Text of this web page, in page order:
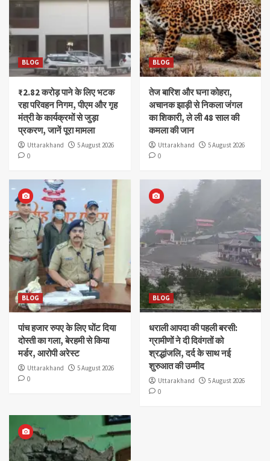
BLOG
₹2.82 करोड़ पाने के लिए भटक
रहा परिवहन निगम, पीएम और गृह
मंत्री के कार्यक्रमों से जुड़ा
प्रकरण, जानें पूरा मामला
Uttarakhand
5 August 2026
0
BLOG
तेज बारिश और घना कोहरा,
अचानक झाड़ी से निकला जंगल
का शिकारी, ले ली 48 साल की
कमला की जान
Uttarakhand
5 August 2026
0
BLOG
पांच हजार रुपए के लिए घोंट दिया
दोस्ती का गला, बेरहमी से किया
मर्डर, आरोपी अरेस्ट
Uttarakhand
5 August 2026
0
BLOG
धराली आपदा की पहली बरसी:
ग्रामीणों ने दी दिवंगतों को
श्रद्धांजलि, दर्द के साथ नई
शुरुआत की उम्मीद
Uttarakhand
5 August 2026
0